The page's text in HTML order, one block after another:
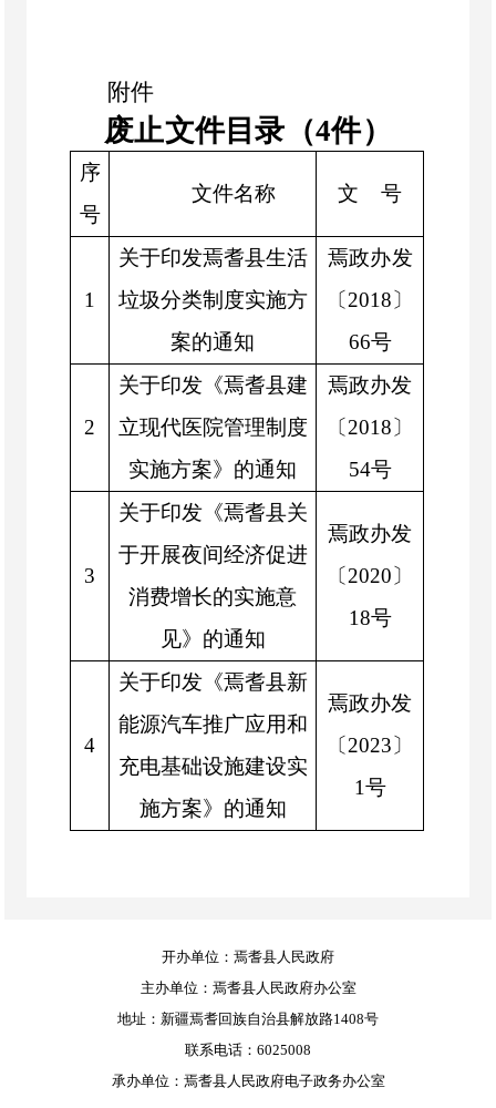
附件
废止文件目录（4件）
序
号
文件名称 文 号
1
关于印发焉耆县生活
垃圾分类制度实施方
案的通知
焉政办发
〔2018〕
66号
2
关于印发《焉耆县建
立现代医院管理制度
实施方案》的通知
焉政办发
〔2018〕
54号
3
关于印发《焉耆县关
于开展夜间经济促进
消费增长的实施意
见》的通知
焉政办发
〔2020〕
18号
4
关于印发《焉耆县新
能源汽车推广应用和
充电基础设施建设实
施方案》的通知
焉政办发
〔2023〕
1号
开办单位：焉耆县人民政府
主办单位：焉耆县人民政府办公室
地址：新疆焉耆回族自治县解放路1408号
联系电话：6025008
承办单位：焉耆县人民政府电子政务办公室